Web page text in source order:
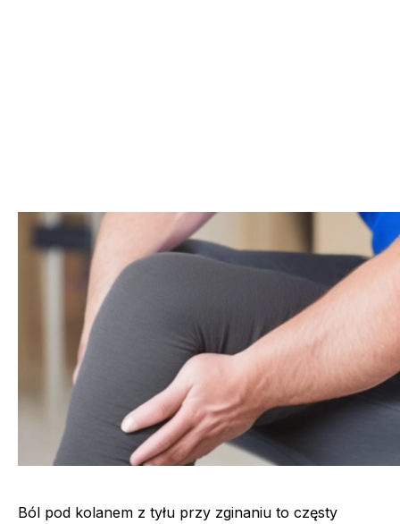
Ból pod kolanem z tyłu przy zginaniu to częsty